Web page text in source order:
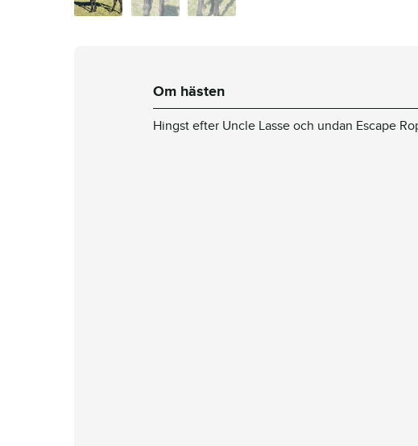
Om hästen
Hingst efter Uncle Lasse och undan Escape